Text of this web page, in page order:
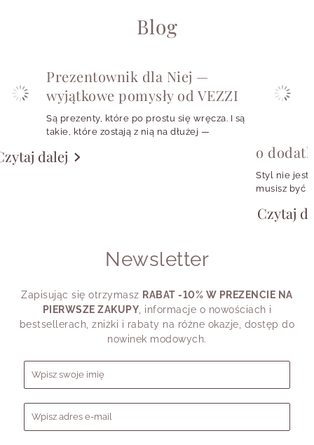
Blog
Prezentownik dla Niej —
wyjątkowe pomysły od VEZZI
Są prezenty, które po prostu się wręcza. I są
takie, które zostają z nią na dłużej —
w małym rytuale zakładania ulubionych
dalej
o
Styl nie jest
musisz być
chcesz
swojego
dziś
Czytaj
Newsletter
Zapisując się otrzymasz RABAT -10% W PREZENCIE NA
PIERWSZE ZAKUPY , informacje o nowościach i
bestsellerach, zniżki i rabaty na różne okazje, dostęp do
nowinek modowych.
Formularz zapisu do newslettera